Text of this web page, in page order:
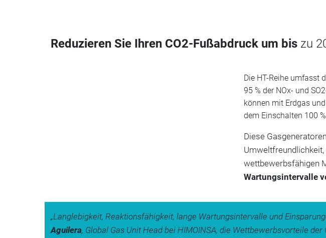
Reduzieren Sie Ihren CO2-Fußabdruck um bis zu
Die HT-Reihe umfasst
95 % der NOx- und
können mit Erdgas
dem Einschalten 100
Diese
wettbewerbsfähigen
Wartungsintervalle
„Langlebigkeit, Reaktionsfähigkeit, lange Wartungsintervalle und
Aguilera, Global Gas Unit Head bei HIMOINSA, die Wettbewerbsvorteile